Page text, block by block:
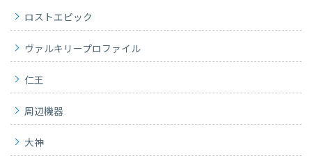
ロストエピック
ヴァルキリープロファイル
仁王
周辺機器
大神